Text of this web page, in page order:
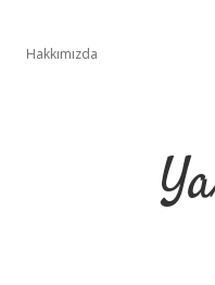
Hakkımızda